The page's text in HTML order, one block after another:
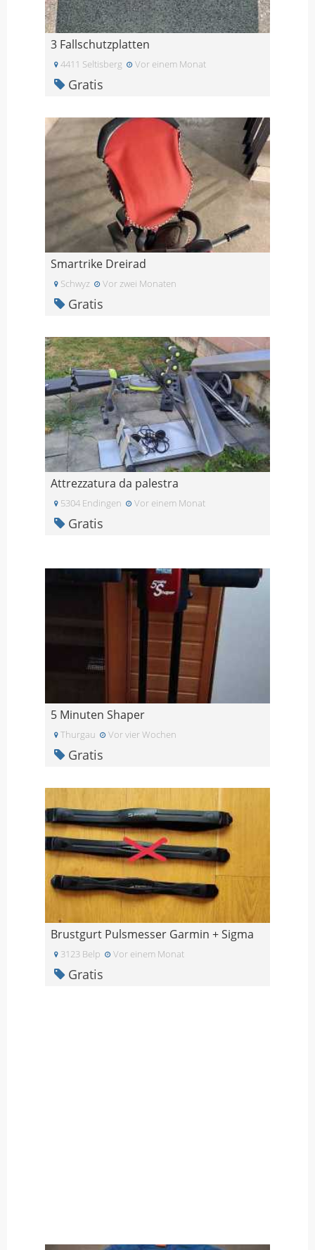
3 Fallschutzplatten
4411 Seltisberg Vor einem Monat
Gratis
Smartrike Dreirad
Schwyz Vor zwei Monaten
Gratis
Attrezzatura da palestra
5304 Endingen Vor einem Monat
Gratis
5 Minuten Shaper
Thurgau Vor vier Wochen
Gratis
Brustgurt Pulsmesser Garmin + Sigma
3123 Belp Vor einem Monat
Gratis